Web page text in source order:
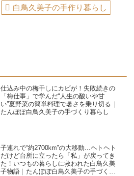
白鳥久美子の手作り暮らし
仕込み中の梅干しにカビが！失敗続きの
「梅仕事」で学んだ“人生の酸いや甘
い”夏野菜の簡単料理で暑さを乗り切る｜
たんぽぽ白鳥久美子の手づくり暮らし
子連れで“約2700km”の大移動…ヘトヘト
だけど台所に立ったら「私」が戻ってき
た！いつもの暮らしに救われた白鳥久美
子物語｜たんぽぽ白鳥久美子の手づくり